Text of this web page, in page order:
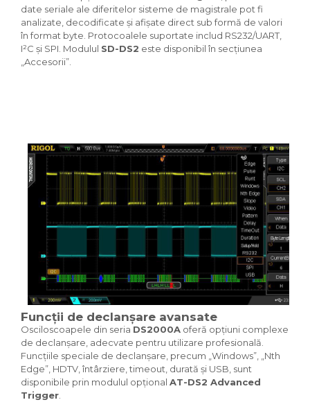
date seriale ale diferitelor sisteme de magistrale pot fi
analizate, decodificate și afișate direct sub formă de valori
în format byte. Protocoalele suportate includ RS232/UART,
I²C și SPI. Modulul SD-DS2 este disponibil în secțiunea
„Accesorii”.
Funcții de declanșare avansate
Osciloscoapele din seria DS2000A oferă opțiuni complexe
de declanșare, adecvate pentru utilizare profesională.
Funcțiile speciale de declanșare, precum „Windows”, „Nth
Edge”, HDTV, întârziere, timeout, durată și USB, sunt
disponibile prin modulul opțional AT-DS2 Advanced
Trigger